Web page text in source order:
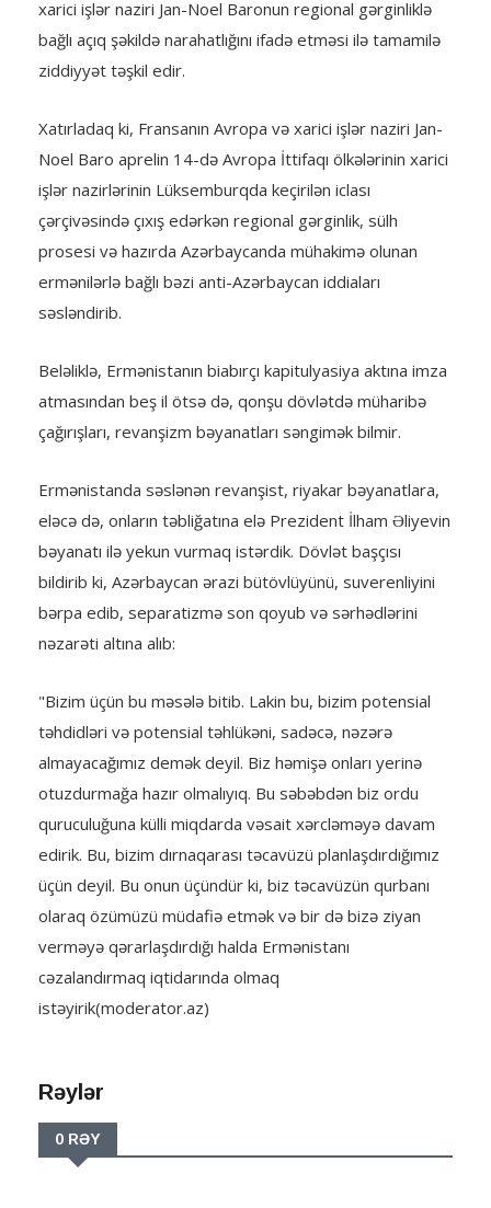
xarici işlər naziri Jan-Noel Baronun regional gərginliklə
bağlı açıq şəkildə narahatlığını ifadə etməsi ilə tamamilə
ziddiyyət təşkil edir.
Xatırladaq ki, Fransanın Avropa və xarici işlər naziri Jan-
Noel Baro aprelin 14-də Avropa İttifaqı ölkələrinin xarici
işlər nazirlərinin Lüksemburqda keçirilən iclası
çərçivəsində çıxış edərkən regional gərginlik, sülh
prosesi və hazırda Azərbaycanda mühakimə olunan
ermənilərlə bağlı bəzi anti-Azərbaycan iddiaları
səsləndirib.
Beləliklə, Ermənistanın biabırçı kapitulyasiya aktına imza
atmasından beş il ötsə də, qonşu dövlətdə müharibə
çağırışları, revanşizm bəyanatları səngimək bilmir.
Ermənistanda səslənən revanşist, riyakar bəyanatlara,
eləcə də, onların təbliğatına elə Prezident İlham Əliyevin
bəyanatı ilə yekun vurmaq istərdik. Dövlət başçısı
bildirib ki, Azərbaycan ərazi bütövlüyünü, suverenliyini
bərpa edib, separatizmə son qoyub və sərhədlərini
nəzarəti altına alıb:
"Bizim üçün bu məsələ bitib. Lakin bu, bizim potensial
təhdidləri və potensial təhlükəni, sadəcə, nəzərə
almayacağımız demək deyil. Biz həmişə onları yerinə
otuzdurmağa hazır olmalıyıq. Bu səbəbdən biz ordu
quruculuğuna külli miqdarda vəsait xərcləməyə davam
edirik. Bu, bizim dırnaqarası təcavüzü planlaşdırdığımız
üçün deyil. Bu onun üçündür ki, biz təcavüzün qurbanı
olaraq özümüzü müdafiə etmək və bir də bizə ziyan
verməyə qərarlaşdırdığı halda Ermənistanı
cəzalandırmaq iqtidarında olmaq
istəyirik(moderator.az)
Rəylər
0 RƏY